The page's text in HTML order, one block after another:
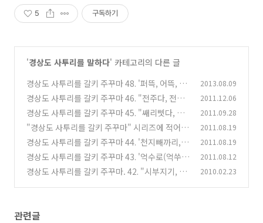
5 구독하기
'경상도 사투리를 말하다' 카테고리의 다른 글
경상도 사투리를 갈키 주꾸마 48. '퍼뜩, 어뜩, 언
능' 편..^^
(5)
2013.08.09
경상도 사투리를 갈키 주꾸마 46. "전주다, 전줏
다, 전주타, 전줏타" 편..^^
(21)
2011.12.06
경상도 사투리를 갈키 주꾸마 45. "쌔리삣다, 쌔
비릿다, 쌔삐릿다, 쌔고 쌨다" 편..^^
(2)
2011.09.28
"경상도 사투리를 갈키 주꾸마" 시리즈에 적어본
"경상도 사투리" 단어를 정리해 봅니다.^^
(8)
2011.08.19
경상도 사투리를 갈키 주꾸마 44. '천지빼까리,
천지삐까리, 천지다' 편..^^
(6)
2011.08.19
경상도 사투리를 갈키 주꾸마 43. '억수로(억쑤
로, 억발로)', '억시(어시)', '어구야꼬' 편..^^
(1)
2011.08.12
경상도 사투리를 갈키 주꾸마. 42. "시부지기, 시
2010.02.23
관련글